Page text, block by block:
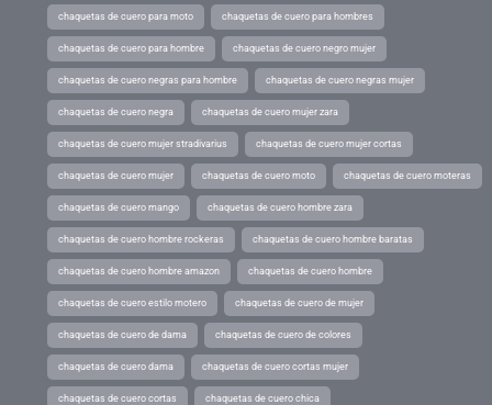
chaquetas de cuero para moto chaquetas de cuero para hombres
chaquetas de cuero para hombre chaquetas de cuero negro mujer
chaquetas de cuero negras para hombre chaquetas de cuero negras mujer
chaquetas de cuero negra chaquetas de cuero mujer zara
chaquetas de cuero mujer stradivarius chaquetas de cuero mujer cortas
chaquetas de cuero mujer chaquetas de cuero moto chaquetas de cuero moteras
chaquetas de cuero mango chaquetas de cuero hombre zara
chaquetas de cuero hombre rockeras chaquetas de cuero hombre baratas
chaquetas de cuero hombre amazon chaquetas de cuero hombre
chaquetas de cuero estilo motero chaquetas de cuero de mujer
chaquetas de cuero de dama chaquetas de cuero de colores
chaquetas de cuero dama chaquetas de cuero cortas mujer
chaquetas de cuero cortas chaquetas de cuero chica